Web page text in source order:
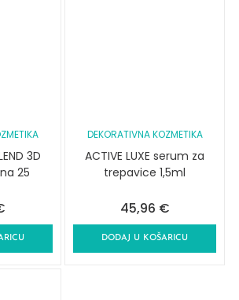
3D
25
DEKORATIVNA KOZMETIKA
ACTIVE LUXE serum za
trepavice 1,5ml
45,96 €
DODAJ U KOŠARICU